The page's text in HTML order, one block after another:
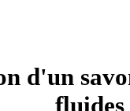
d'un
fluides